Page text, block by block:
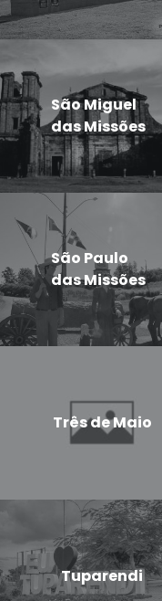
São Miguel
das Missões
São Paulo
das Missões
Três de Maio
Tuparendi